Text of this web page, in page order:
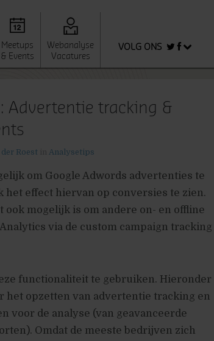
Meetups
& Events
Webanalyse
Vacatures
VOLG ONS
Advertentie tracking &
Roest Analysetips
om Google Adwords advertenties te
het effect hiervan op conversies te zien.
mogelijk is om andere on- en offline
via de custom campaign tracking
functionaliteit te gebruiken. Hieronder
het opzetten van advertentie tracking en
voor de analyse (van geavanceerde
Omdat de meeste bedrijven zich